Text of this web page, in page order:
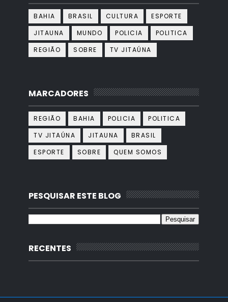
BAHIA BRASIL CULTURA
ESPORTE
JITAUNA
MUNDO POLICIA
POLITICA
REGIÃO
SOBRE TV JITAÚNA
MARCADORES
REGIÃO BAHIA POLICIA
POLITICA
TV JITAÚNA
JITAUNA
BRASIL
ESPORTE
SOBRE QUEM SOMOS
PESQUISAR ESTE BLOG
RECENTES